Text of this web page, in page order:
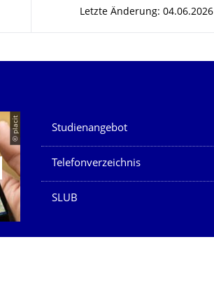
Letzte Änderung: 04.06.2026
© placit Unsere Dienste
Studienangebot
Telefonverzeichnis
SLUB